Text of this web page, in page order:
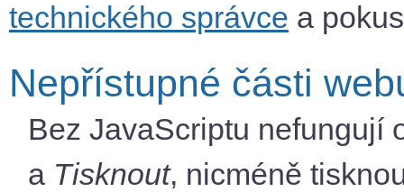
technického správce a
Nepřístupné části
Bez JavaScriptu nefungují
a Tisknout, nicméně